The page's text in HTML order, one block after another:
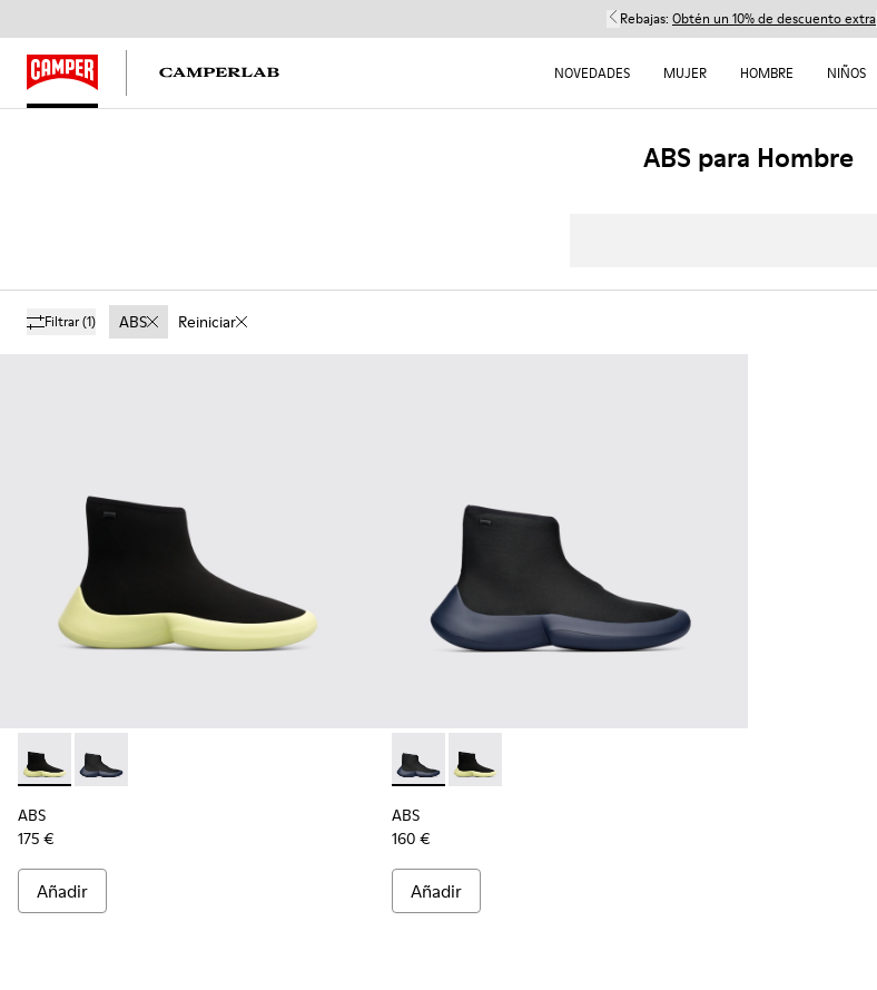
Rebajas: Obtén un 10% de descuento extra
NOVEDADES MUJER HOMBRE NIÑOS
ABS para Hombre
Filtrar(1) ABS Reiniciar
ABS - K300260-003 - Black
ABS - K300260-006 - Sneaker alta negra para hombre
ABS
175 €
Añadir
ABS - K300260-006 - Sneaker alta negra para hombre
ABS - K300260-003 - Black
ABS
160 €
Añadir